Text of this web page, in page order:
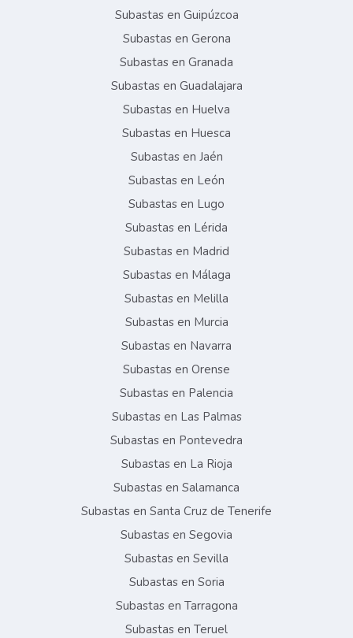
Subastas en Guipúzcoa
Subastas en Gerona
Subastas en Granada
Subastas en Guadalajara
Subastas en Huelva
Subastas en Huesca
Subastas en Jaén
Subastas en León
Subastas en Lugo
Subastas en Lérida
Subastas en Madrid
Subastas en Málaga
Subastas en Melilla
Subastas en Murcia
Subastas en Navarra
Subastas en Orense
Subastas en Palencia
Subastas en Las Palmas
Subastas en Pontevedra
Subastas en La Rioja
Subastas en Salamanca
Subastas en Santa Cruz de Tenerife
Subastas en Segovia
Subastas en Sevilla
Subastas en Soria
Subastas en Tarragona
Subastas en Teruel